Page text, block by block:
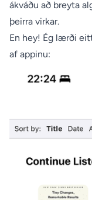
ákváðu að breyta
þeirra virkar.
En hey! Ég lærði
af appinu: